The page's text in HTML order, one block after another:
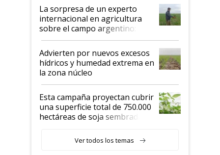
La sorpresa de un experto
internacional en agricultura
sobre el campo argentino:
"Estoy muy impresionado"
Advierten por nuevos excesos
hídricos y humedad extrema en
la zona núcleo
Esta campaña proyectan cubrir
una superficie total de 750.000
hectáreas de soja sembradas
variedades que marcan un
salto tecnológico en genética y
Ver todos los temas